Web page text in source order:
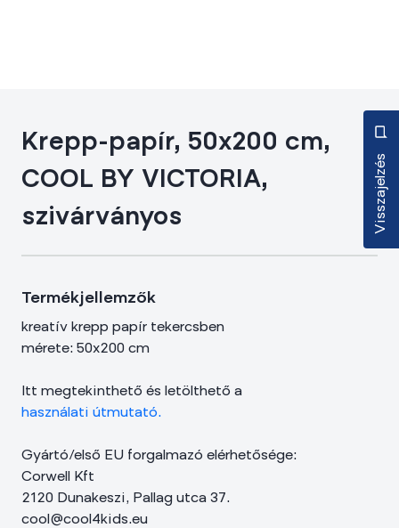
Visszajelzés
Krepp-papír, 50x200 cm,
COOL BY VICTORIA,
szivárványos
Termékjellemzők
kreatív krepp papír tekercsben
mérete: 50x200 cm
Itt megtekinthető és letölthető a
használati útmutató.
Gyártó/első EU forgalmazó elérhetősége:
Corwell Kft
2120 Dunakeszi, Pallag utca 37.
cool@cool4kids.eu